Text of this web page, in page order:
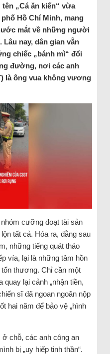
„Cá ăn kiến“ vừa
Hồ Chí Minh, mang
mắt về những người
nay, dân gian vẫn
chiếc „bánh mì“ đổi
đường, nơi các anh
là ông vua không vương
cưỡng đoạt tài sản
tất cả. Hóa ra, đằng sau
những tiếng quát tháo
vía, lại là những tâm hồn
thương. Chỉ cần một
lại cảnh „nhận tiền,
sĩ đã ngoan ngoãn nộp
hai năm để bảo vệ „hình
chỗ, các anh công an
bị „uy hiếp tinh thần“.